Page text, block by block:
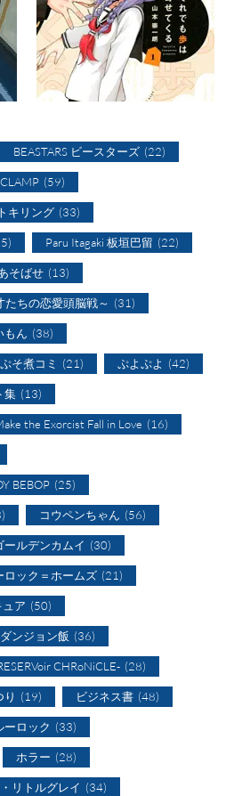
BEASTARS ビースターズ (22)
CLAMP (59)
キリング (33)
Paru Itagaki 板垣巴留 (22)
そばせ (13)
ちの恋愛頭脳戦～ (31)
もん (38)
ぷそ煮コミ (21) ぷよぷよ (42)
集 (13)
the Exorcist Fall in Love (16)
BEBOP (25)
コウペンちゃん (56)
ールデンカムイ (30)
ロック＝ホームズ (21)
ア (50)
ダンジョン飯 (36)
CHRoNiCLE- (28)
り (19) ビジネス書 (48)
ーロック (33)
ホラー (28)
リトルグレイ (34)